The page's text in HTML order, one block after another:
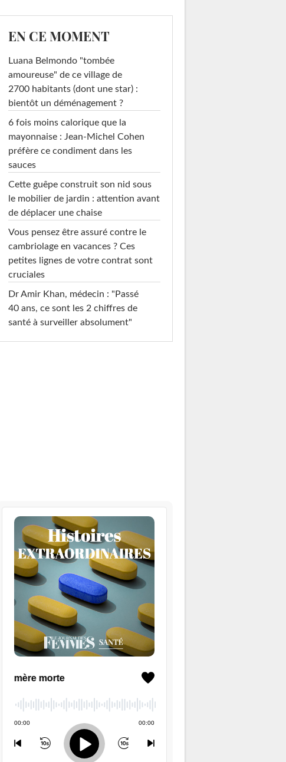
EN CE MOMENT
Luana Belmondo "tombée
amoureuse" de ce village de
2700 habitants (dont une star) :
bientôt un déménagement ?
6 fois moins calorique que la
mayonnaise : Jean-Michel Cohen
préfère ce condiment dans les
sauces
Cette guêpe construit son nid sous
le mobilier de jardin : attention avant
de déplacer une chaise
Vous pensez être assuré contre le
cambriolage en vacances ? Ces
petites lignes de votre contrat sont
cruciales
Dr Amir Khan, médecin : "Passé
40 ans, ce sont les 2 chiffres de
santé à surveiller absolument"